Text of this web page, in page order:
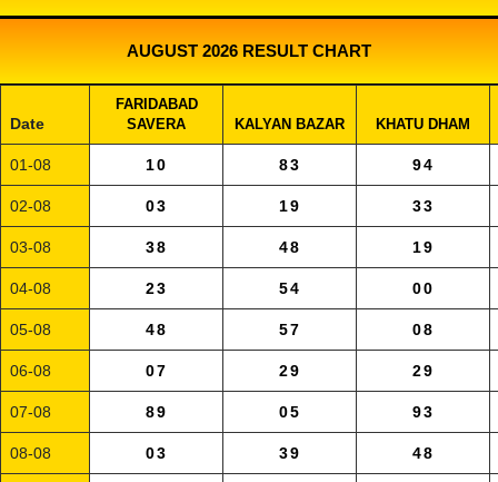
AUGUST 2026 RESULT CHART
Date
FARIDABAD
SAVERA
KALYAN BAZAR KHATU DHAM
01-08 10 83 94
02-08 03 19 33
03-08 38 48 19
04-08 23 54 00
05-08 48 57 08
06-08 07 29 29
07-08 89 05 93
08-08 03 39 48